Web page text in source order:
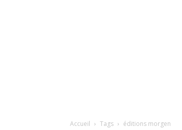
Accueil Tags éditions morgen